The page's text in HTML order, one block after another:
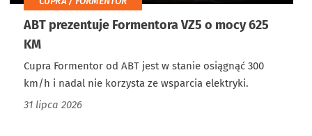
ABT prezentuje Formentora VZ5 o mocy 625
KM
Cupra Formentor od ABT jest w stanie osiągnąć 300
km/h i nadal nie korzysta ze wsparcia elektryki.
31 lipca 2026